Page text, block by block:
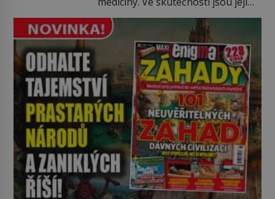
nedostane. Až jednou se na letišti
ozve věta, která změní […]
tisíce let. V dobách, kdy ještě
neexistují antibiotika ani anestezie,
se odvážní lékaři pokoušejí vracet
lidem tváře znetvořené válkou,
tresty nebo nehodami. Jejich
metody jsou překvapivě
promyšlené a některé principy
používají chirurgové dodnes. Úplně
první […]